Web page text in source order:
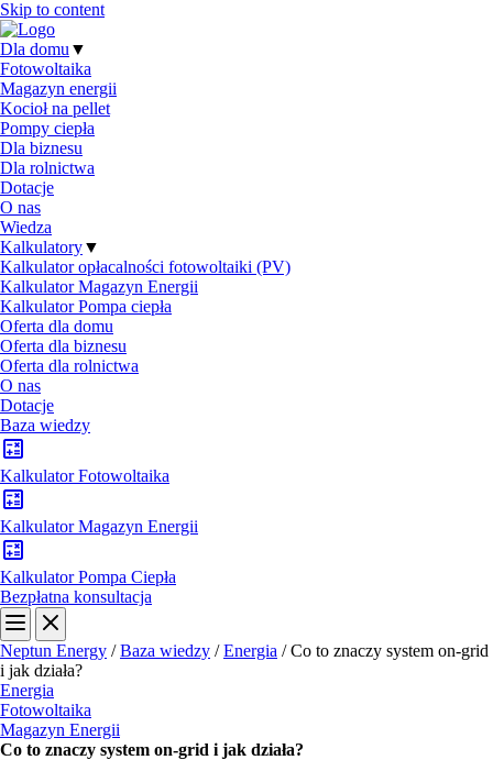
Skip to content
Dla domu ▼
Fotowoltaika
Magazyn energii
Kocioł na pellet
Pompy ciepła
Dla biznesu
Dla rolnictwa
Dotacje
O nas
Wiedza
Kalkulatory▼
Kalkulator opłacalności fotowoltaiki (PV)
Kalkulator Magazyn Energii
Kalkulator Pompa ciepła
Oferta dla domu
Oferta dla biznesu
Oferta dla rolnictwa
O nas
Dotacje
Baza wiedzy
Kalkulator Fotowoltaika
Kalkulator Magazyn Energii
Kalkulator Pompa Ciepła
Bezpłatna konsultacja
Neptun Energy /Baza wiedzy /Energia /Co to znaczy system on-grid
i jak działa?
Energia
Fotowoltaika
Magazyn Energii
Co to znaczy system on-grid i jak działa?